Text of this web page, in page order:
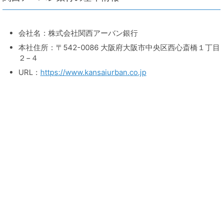
会社名：株式会社関西アーバン銀行
本社住所：〒542-0086 大阪府大阪市中央区西心斎橋１丁目
２−４
URL： https://www.kansaiurban.co.jp